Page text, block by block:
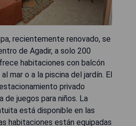
recientemente renovado, se
de Agadir, a solo 200
habitaciones con balcón
mar o a la piscina del jardín. El
privado
de juegos para niños. La
está disponible en las
habitaciones están equipadas